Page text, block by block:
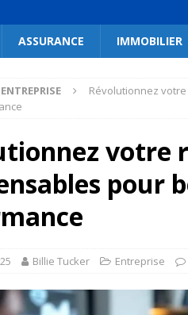
ASSURANCE IMMOBILIER
ENTREPRISE
Révolutionnez
votre
pour
Billie Tucker Entreprise